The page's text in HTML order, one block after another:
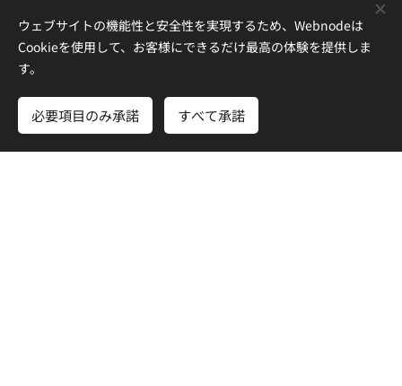
ウェブサイトの機能性と安全性を実現するため、Webnodeは
Cookieを使用して、お客様にできるだけ最高の体験を提供しま
す。
必要項目のみ承諾 すべて承諾